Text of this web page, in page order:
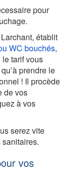
pour
établit
WC bouchés,
tarif vous
prendre le
! Il procède
de vos
à vos
serez vite
sanitaires.
vos